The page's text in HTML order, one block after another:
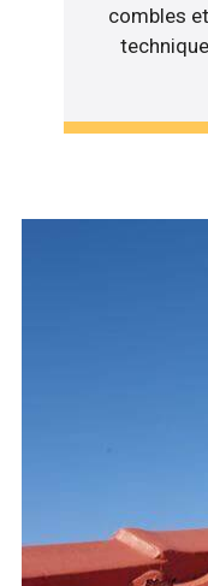
combles